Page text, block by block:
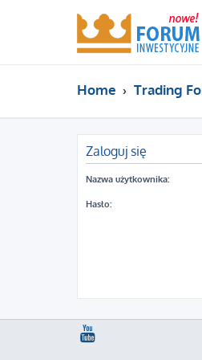
Home Trading
Zaloguj się
Nazwa użytkownika:
Hasło: